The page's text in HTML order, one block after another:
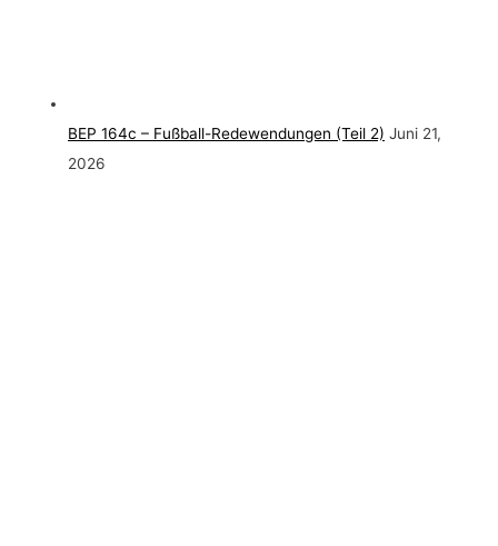
BEP 164c – Fußball-Redewendungen (Teil 2) Juni 21,
2026